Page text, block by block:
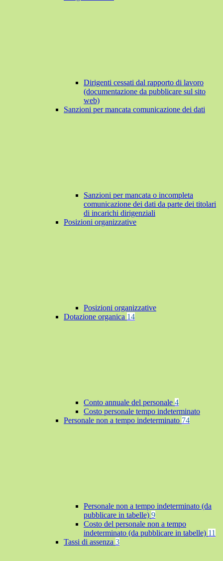
Dirigenti cessati dal rapporto di lavoro
(documentazione da pubblicare sul sito
web)
Sanzioni per mancata comunicazione dei dati
Sanzioni per mancata o incompleta
comunicazione dei dati da parte dei titolari
di incarichi dirigenziali
Posizioni organizzative
Posizioni organizzative
Dotazione organica 14
Conto annuale del personale 4
Costo personale tempo indeterminato
Personale non a tempo indeterminato 74
Personale non a tempo indeterminato (da
pubblicare in tabelle) 9
Costo del personale non a tempo
indeterminato (da pubblicare in tabelle) 11
Tassi di assenza 3